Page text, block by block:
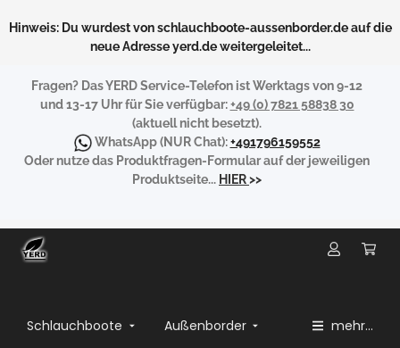
Hinweis: Du wurdest von schlauchboote-aussenborder.de auf die
neue Adresse yerd.de weitergeleitet...
Fragen? Das YERD Service-Telefon ist Werktags von 9-12
und 13-17 Uhr für Sie verfügbar:+49 (0) 7821 58838 30
(aktuell nicht besetzt).
WhatsApp(NUR Chat):+491796159552
Oder nutze das Produktfragen-Formular auf der jeweiligen
Produktseite... HIER>>
Schlauchboote Außenborder mehr...